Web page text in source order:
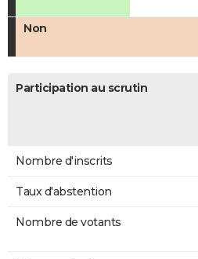
Non
Participation au scrutin
Nombre d'inscrits
Taux d'abstention
Nombre de votants